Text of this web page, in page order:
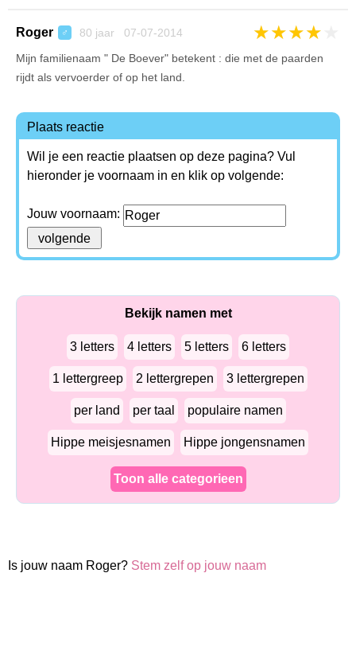
Roger ♂ 80 jaar 07-07-2014 ★★★★
Mijn familienaam " De Boever" betekent : die met de paarden
rijdt als vervoerder of op het land.
Plaats reactie
Wil je een reactie plaatsen op deze pagina? Vul
hieronder je voornaam in en klik op volgende:
Jouw voornaam:
Bekijk namen met
3 letters 4 letters 5 letters 6 letters
1 lettergreep 2 lettergrepen 3 lettergrepen
per land per taal populaire namen
Hippe meisjesnamen Hippe jongensnamen
Toon alle categorieen
Is jouw naam Roger? Stem zelf op jouw naam